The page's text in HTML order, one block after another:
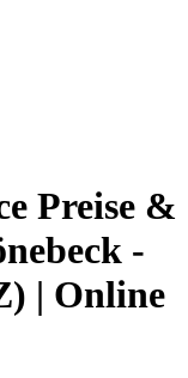
Preise &
-
| Online